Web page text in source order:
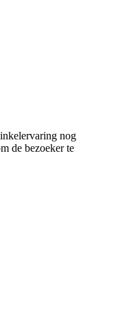
nog
de bezoeker te